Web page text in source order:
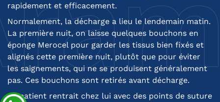
rapidement et efficacement.
Normalement, la décharge a lieu le lendemain matin.
La première nuit, on laisse quelques bouchons en
éponge Merocel pour garder les tissus bien fixés et
alignés cette première nuit, plutôt que pour éviter
les saignements, qui ne se produisent généralement
pas. Ces bouchons sont retirés avant décharge.
Le patient rentrait chez lui avec des points de suture